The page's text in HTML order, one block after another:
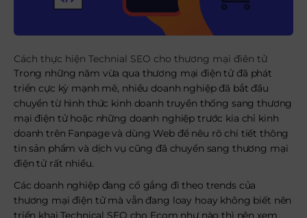
Cách thực hiện Technial SEO cho thương mại điên tử
Trong những năm vừa qua thương mại điện tử đã phát
triển cực kỳ mạnh mẽ, nhiều doanh nghiệp đã bắt đầu
chuyển từ hình thức kinh doanh truyền thống sang thương
mại điện tử hoặc những doanh nghiệp trước kia chỉ kinh
doanh trên Fanpage và dùng Web để nêu rõ chi tiết thông
tin sản phẩm và dịch vụ cũng đã chuyển sang thương mại
điện tử rất nhiều.
Các doanh nghiệp đang cố gắng đi theo trends của
thương mại điện tử mà vẫn đang loay hoay không biết nên
triển khai Technical SEO cho Ecom như nào thì nên xem